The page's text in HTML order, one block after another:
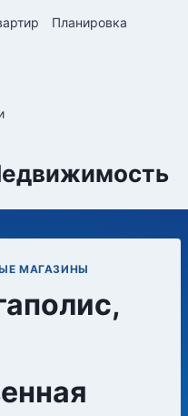
Планировка
МАГАЗИНЫ